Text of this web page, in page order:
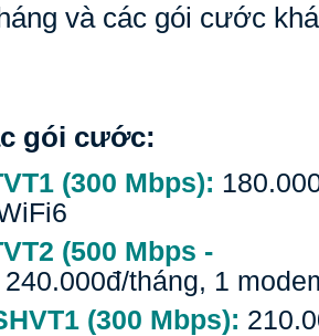
và các gói cước
gói cước:
(300 Mbps):
(500 Mbps -
240.000đ/tháng, 1
(300 Mbps):